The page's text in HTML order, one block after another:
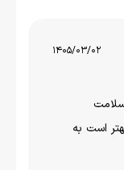
1405/03/02
است به